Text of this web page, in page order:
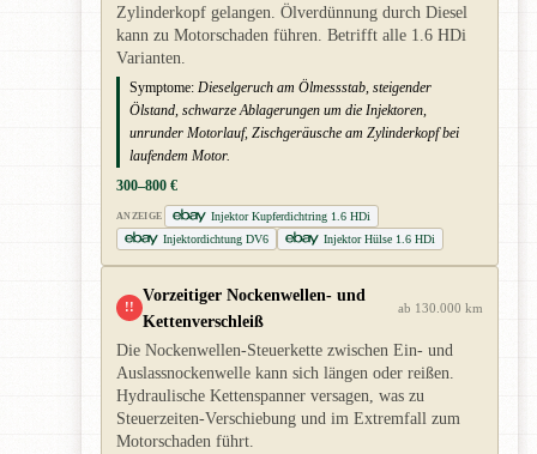
Zylinderkopf gelangen. Ölverdünnung durch Diesel
kann zu Motorschaden führen. Betrifft alle 1.6 HDi
Varianten.
Symptome: Dieselgeruch am Ölmessstab, steigender
Ölstand, schwarze Ablagerungen um die Injektoren,
unrunder Motorlauf, Zischgeräusche am Zylinderkopf bei
laufendem Motor.
300–800 €
ANZEIGE
Injektor Kupferdichtring 1.6 HDi
Injektordichtung DV6
Injektor Hülse 1.6 HDi
!!
Vorzeitiger Nockenwellen- und
Kettenverschleiß
ab 130.000 km
Die Nockenwellen-Steuerkette zwischen Ein- und
Auslassnockenwelle kann sich längen oder reißen.
Hydraulische Kettenspanner versagen, was zu
Steuerzeiten-Verschiebung und im Extremfall zum
Motorschaden führt.